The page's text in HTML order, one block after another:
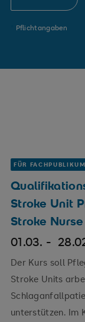
Pflichtangaben
FÜR FACHPUBLIKUM
Stroke Unit
Stroke Nurse
01.03. -
Der Kurs soll
Stroke Units
unterstützen. Im